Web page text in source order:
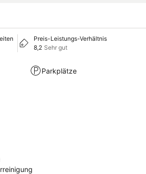
Preis-Leistungs-Verhältnis
8,2 Sehr gut
Parkplätze